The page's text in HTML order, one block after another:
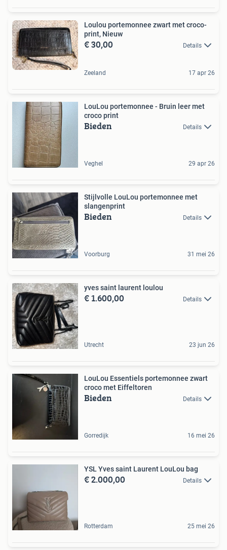
Loulou portemonnee zwart met croco-
print, Nieuw
€ 30,00 Details
Zeeland 17 apr 26
LouLou portemonnee - Bruin leer met
croco print
Bieden Details
Veghel 29 apr 26
Stijlvolle LouLou portemonnee met
slangenprint
Bieden Details
Voorburg 31 mei 26
yves saint laurent loulou
€ 1.600,00 Details
Utrecht 23 jun 26
LouLou Essentiels portemonnee zwart
croco met Eiffeltoren
Bieden Details
Gorredijk 16 mei 26
YSL Yves saint Laurent LouLou bag
€ 2.000,00 Details
Rotterdam 25 mei 26